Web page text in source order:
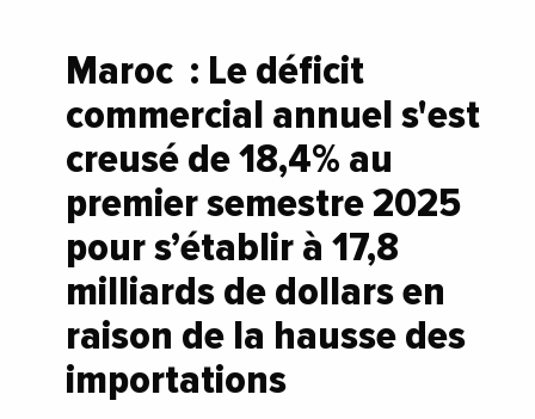
Maroc : Le déficit
commercial annuel s'est
creusé de 18,4% au
premier semestre 2025
pour s’établir à 17,8
milliards de dollars en
raison de la hausse des
importations